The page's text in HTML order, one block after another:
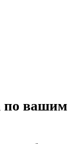
по вашим